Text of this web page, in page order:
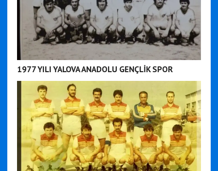
1977 YILI YALOVA ANADOLU GENÇLİK SPOR